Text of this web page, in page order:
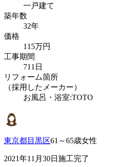
一戸建て
築年数
32年
価格
115万円
工事期間
711日
リフォーム箇所
（採用したメーカー）
お風呂・浴室:TOTO
東京都目黒区61～65歳女性
2021年11月30日施工完了